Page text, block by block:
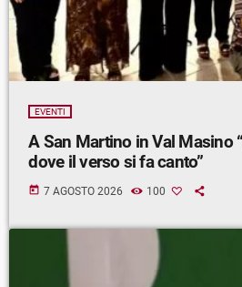
EVENTI
A San Martino in Val Masino
dove il verso si fa canto”
today 7 AGOSTO 2026 100